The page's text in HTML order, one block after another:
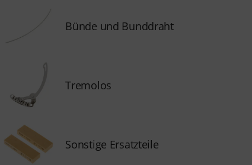
Bünde und Bunddraht
Tremolos
Sonstige Ersatzteile